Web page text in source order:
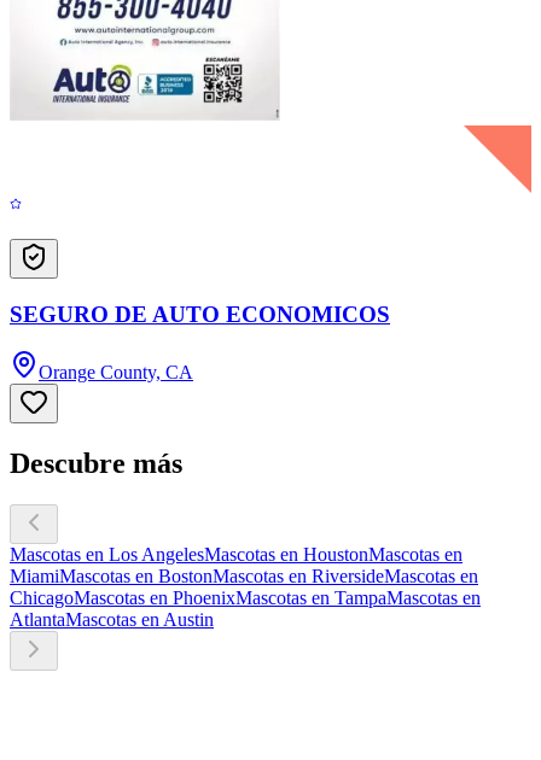
SEGURO DE AUTO ECONOMICOS
Orange County, CA
Descubre más
Mascotas en Los AngelesMascotas en HoustonMascotas en
MiamiMascotas en BostonMascotas en RiversideMascotas en
ChicagoMascotas en PhoenixMascotas en TampaMascotas en
AtlantaMascotas en Austin